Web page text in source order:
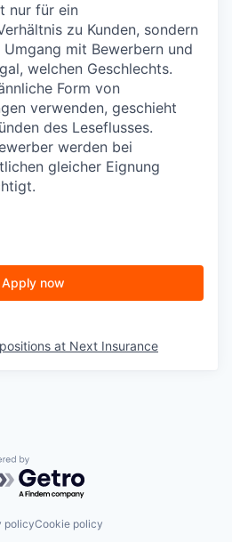
nur für ein
zu Kunden, sondern
mit Bewerbern und
welchen Geschlechts.
Form von
verwenden, geschieht
des Leseflusses.
werden bei
gleicher Eignung
Apply now
at Next Insurance
by Getro.com
policyCookie policy